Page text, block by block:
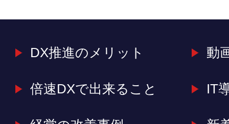
DX推進のメリット
倍速DXで出来ること
動
IT